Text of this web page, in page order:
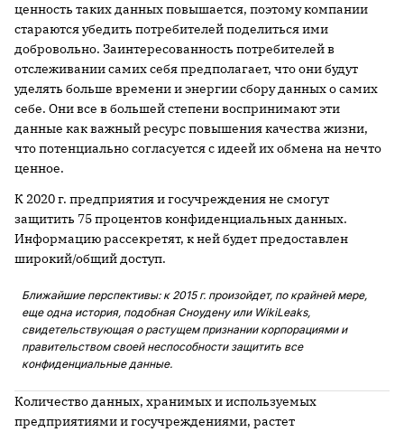
ценность таких данных повышается, поэтому компании
стараются убедить потребителей поделиться ими
добровольно. Заинтересованность потребителей в
отслеживании самих себя предполагает, что они будут
уделять больше времени и энергии сбору данных о самих
себе. Они все в большей степени воспринимают эти
данные как важный ресурс повышения качества жизни,
что потенциально согласуется с идеей их обмена на нечто
ценное.
К 2020 г. предприятия и госучреждения не смогут
защитить 75 процентов конфиденциальных данных.
Информацию рассекретят, к ней будет предоставлен
широкий/общий доступ.
Ближайшие перспективы: к 2015 г. произойдет, по крайней мере,
еще одна история, подобная Сноудену или WikiLeaks,
свидетельствующая о растущем признании корпорациями и
правительством своей неспособности защитить все
конфиденциальные данные.
Количество данных, хранимых и используемых
предприятиями и госучреждениями, растет